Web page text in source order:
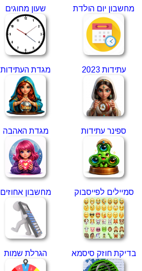
מחשבון יום הולדת שעון מחוגים
עתידות 2023 מגדת העתידות
ספינר עתידות מגדת האהבה
סמיילים לפייסבוק מחשבון אחוזים
בדיקת חוזק סיסמא הגרלת שמות